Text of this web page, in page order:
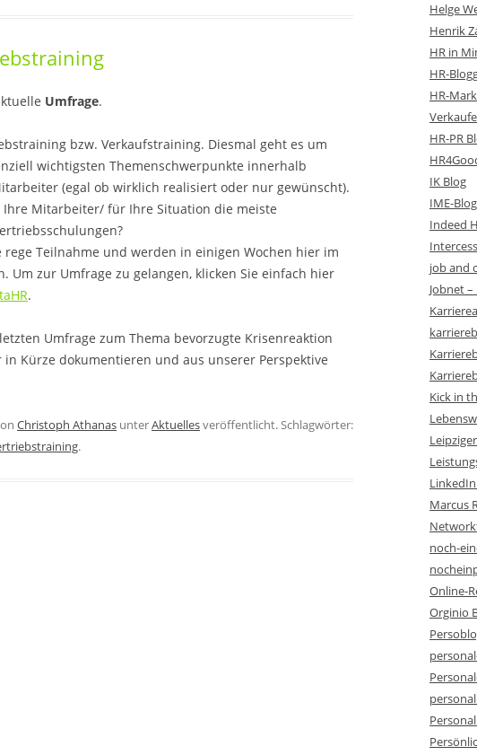
Umfrage.
bzw. Verkaufstraining. Diesmal geht es um
wichtigsten Themenschwerpunkte innerhalb
(egal ob wirklich realisiert oder nur gewünscht).
Mitarbeiter/ für Ihre Situation die meiste
Teilnahme und werden in einigen Wochen hier im
Um zur Umfrage zu gelangen, klicken Sie einfach hier
.
Umfrage zum Thema bevorzugte Krisenreaktion
Kürze dokumentieren und aus unserer Perspektive
Christoph Athanas unterAktuellesveröffentlicht. Schlagwörter:
.
Helge
Henrik
HR in
HR-
HR-
HR-PR
IK Blog
IME-Blog
Indeed
job and
Jobnet
Kick in
Marcus
noch-
Online-
Orginio